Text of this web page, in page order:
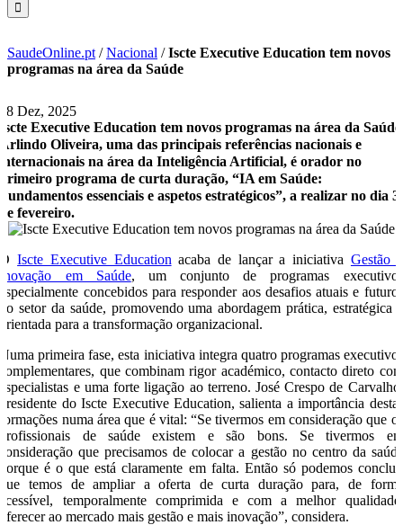
SaudeOnline.pt /Nacional /Iscte Executive Education tem novos
programas na área da Saúde
18 Dez, 2025
Iscte Executive Education tem novos programas na área da Saúde
Arlindo Oliveira, uma das principais referências nacionais e
internacionais na área da Inteligência Artificial, é orador no
primeiro programa de curta duração, “IA em Saúde:
Fundamentos essenciais e aspetos estratégicos”, a realizar no dia 3
de fevereiro.
OIscte Executive Education acaba de lançar a iniciativa Gestão e
Inovação em Saúde, um conjunto de programas executivos
especialmente concebidos para responder aos desafios atuais e futuros
do setor da saúde, promovendo uma abordagem prática, estratégica e
orientada para a transformação organizacional.
Numa primeira fase, esta iniciativa integra quatro programas executivos
complementares, que combinam rigor académico, contacto direto com
especialistas e uma forte ligação ao terreno. José Crespo de Carvalho,
presidente do Iscte Executive Education, salienta a importância destas
formações numa área que é vital: “Se tivermos em consideração que os
profissionais de saúde existem e são bons. Se tivermos em
consideração que precisamos de colocar a gestão no centro da saúde
porque é o que está claramente em falta. Então só podemos concluir
que temos de ampliar a oferta de curta duração para, de forma
acessível, temporalmente comprimida e com a melhor qualidade,
oferecer ao mercado mais gestão e mais inovação”, considera.